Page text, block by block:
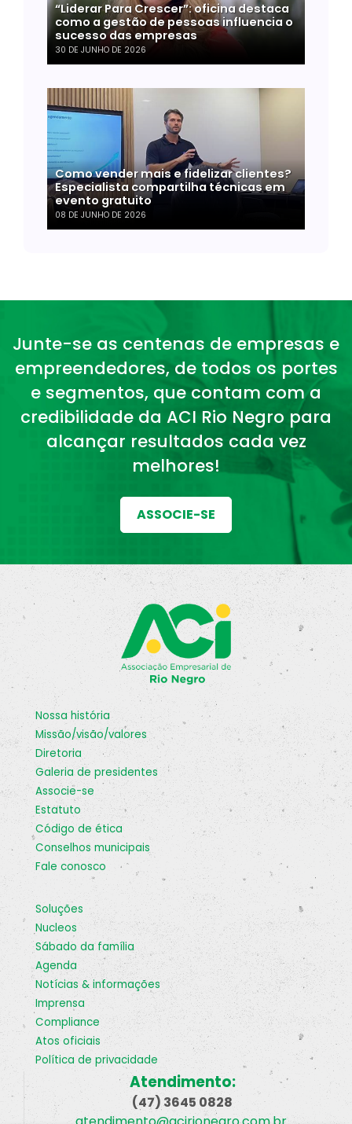
“Liderar Para Crescer”: oficina destaca
como a gestão de pessoas influencia o
sucesso das empresas
30 DE JUNHO DE 2026
Como vender mais e fidelizar clientes?
Especialista compartilha técnicas em
evento gratuito
08 DE JUNHO DE 2026
Junte-se as centenas de empresas e
empreendedores, de todos os portes
e segmentos, que contam com a
credibilidade da ACI Rio Negro para
alcançar resultados cada vez
melhores!
ASSOCIE-SE
nossa história
missão/visão/valores
diretoria
galeria de presidentes
associe-se
estatuto
código de ética
conselhos municipais
fale conosco
soluções
nucleos
sábado da família
agenda
notícias & informações
imprensa
compliance
atos oficiais
política de privacidade
Atendimento:
(47) 3645 0828